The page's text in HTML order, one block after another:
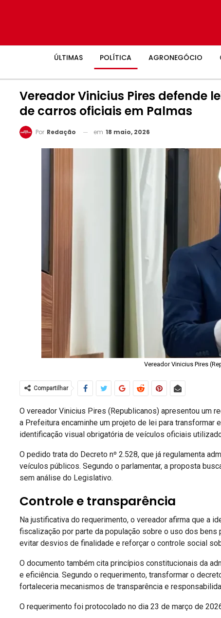
ÚLTIMAS POLÍTICA AGRONEGÓCIO
Vereador Vinicius Pires defende
de carros oficiais em Palmas
Por Redação em 18 maio, 2026
Vereador Vinicius Pires
Compartilhar
O vereador Vinicius Pires (Republicanos) apresentou um
a Prefeitura encaminhe um projeto de lei para transformar
identificação visual obrigatória de veículos oficiais
O pedido trata do Decreto nº 2.528, que já regulamenta
veículos públicos. Segundo o parlamentar, a proposta
sem análise do Legislativo.
Controle e transparência
Na justificativa do requerimento, o vereador afirma que a
fiscalização por parte da população sobre o uso dos bens
evitar desvios de finalidade e reforçar o controle social
O documento também cita princípios constitucionais da
e eficiência. Segundo o requerimento, transformar o
fortaleceria mecanismos de transparência e
O requerimento foi protocolado no dia 23 de março de